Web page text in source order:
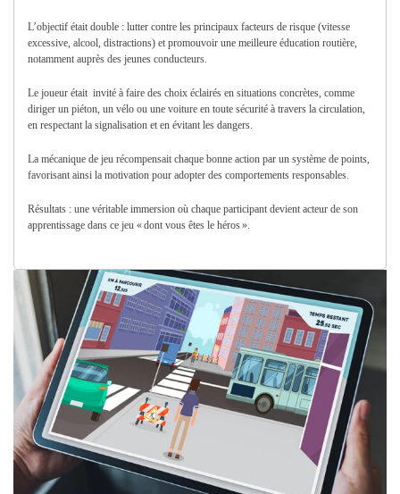
L’objectif était double : lutter contre les principaux facteurs de risque (vitesse
excessive, alcool, distractions) et promouvoir une meilleure éducation routière,
notamment auprès des jeunes conducteurs.
Le joueur était invité à faire des choix éclairés en situations concrètes, comme
diriger un piéton, un vélo ou une voiture en toute sécurité à travers la circulation,
en respectant la signalisation et en évitant les dangers.
La mécanique de jeu récompensait chaque bonne action par un système de points,
favorisant ainsi la motivation pour adopter des comportements responsables.
Résultats : une véritable immersion où chaque participant devient acteur de son
apprentissage dans ce jeu « dont vous êtes le héros ».